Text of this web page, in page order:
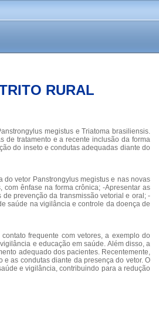
RURAL
megistus e Triatoma brasiliensis.
de tratamento e a recente inclusão da forma
do inseto e condutas adequadas diante do
vetor Panstrongylus megistus e nas novas
ênfase na forma crônica; -Apresentar as
prevenção da transmissão vetorial e oral; -
saúde na vigilância e controle da doença de
frequente com vetores, a exemplo do
e educação em saúde. Além disso, a
adequado dos pacientes. Recentemente,
as condutas diante da presença do vetor. O
e vigilância, contribuindo para a redução